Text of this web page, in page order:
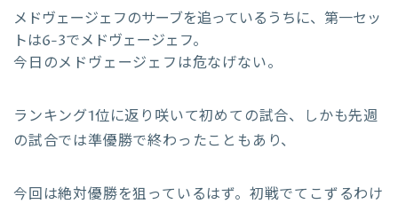
メドヴェージェフのサーブを追っているうちに、第一セッ
トは6-3でメドヴェージェフ。
今日のメドヴェージェフは危なげない。
ランキング1位に返り咲いて初めての試合、しかも先週
の試合では準優勝で終わったこともあり、
今回は絶対優勝を狙っているはず。初戦でてこずるわけ